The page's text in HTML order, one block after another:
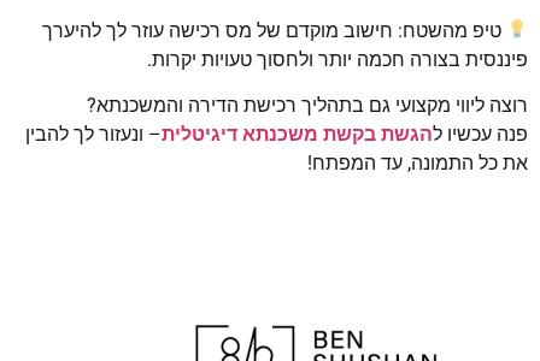
טיפ מהשטח: חישוב מוקדם של מס רכישה עוזר לך להיערך
פיננסית בצורה חכמה יותר ולחסוך טעויות יקרות.
רוצה ליווי מקצועי גם בתהליך רכישת הדירה והמשכנתא?
פנה עכשיו להגשת בקשת משכנתא דיגיטלית– ונעזור לך להבין
את כל התמונה, עד המפתח!